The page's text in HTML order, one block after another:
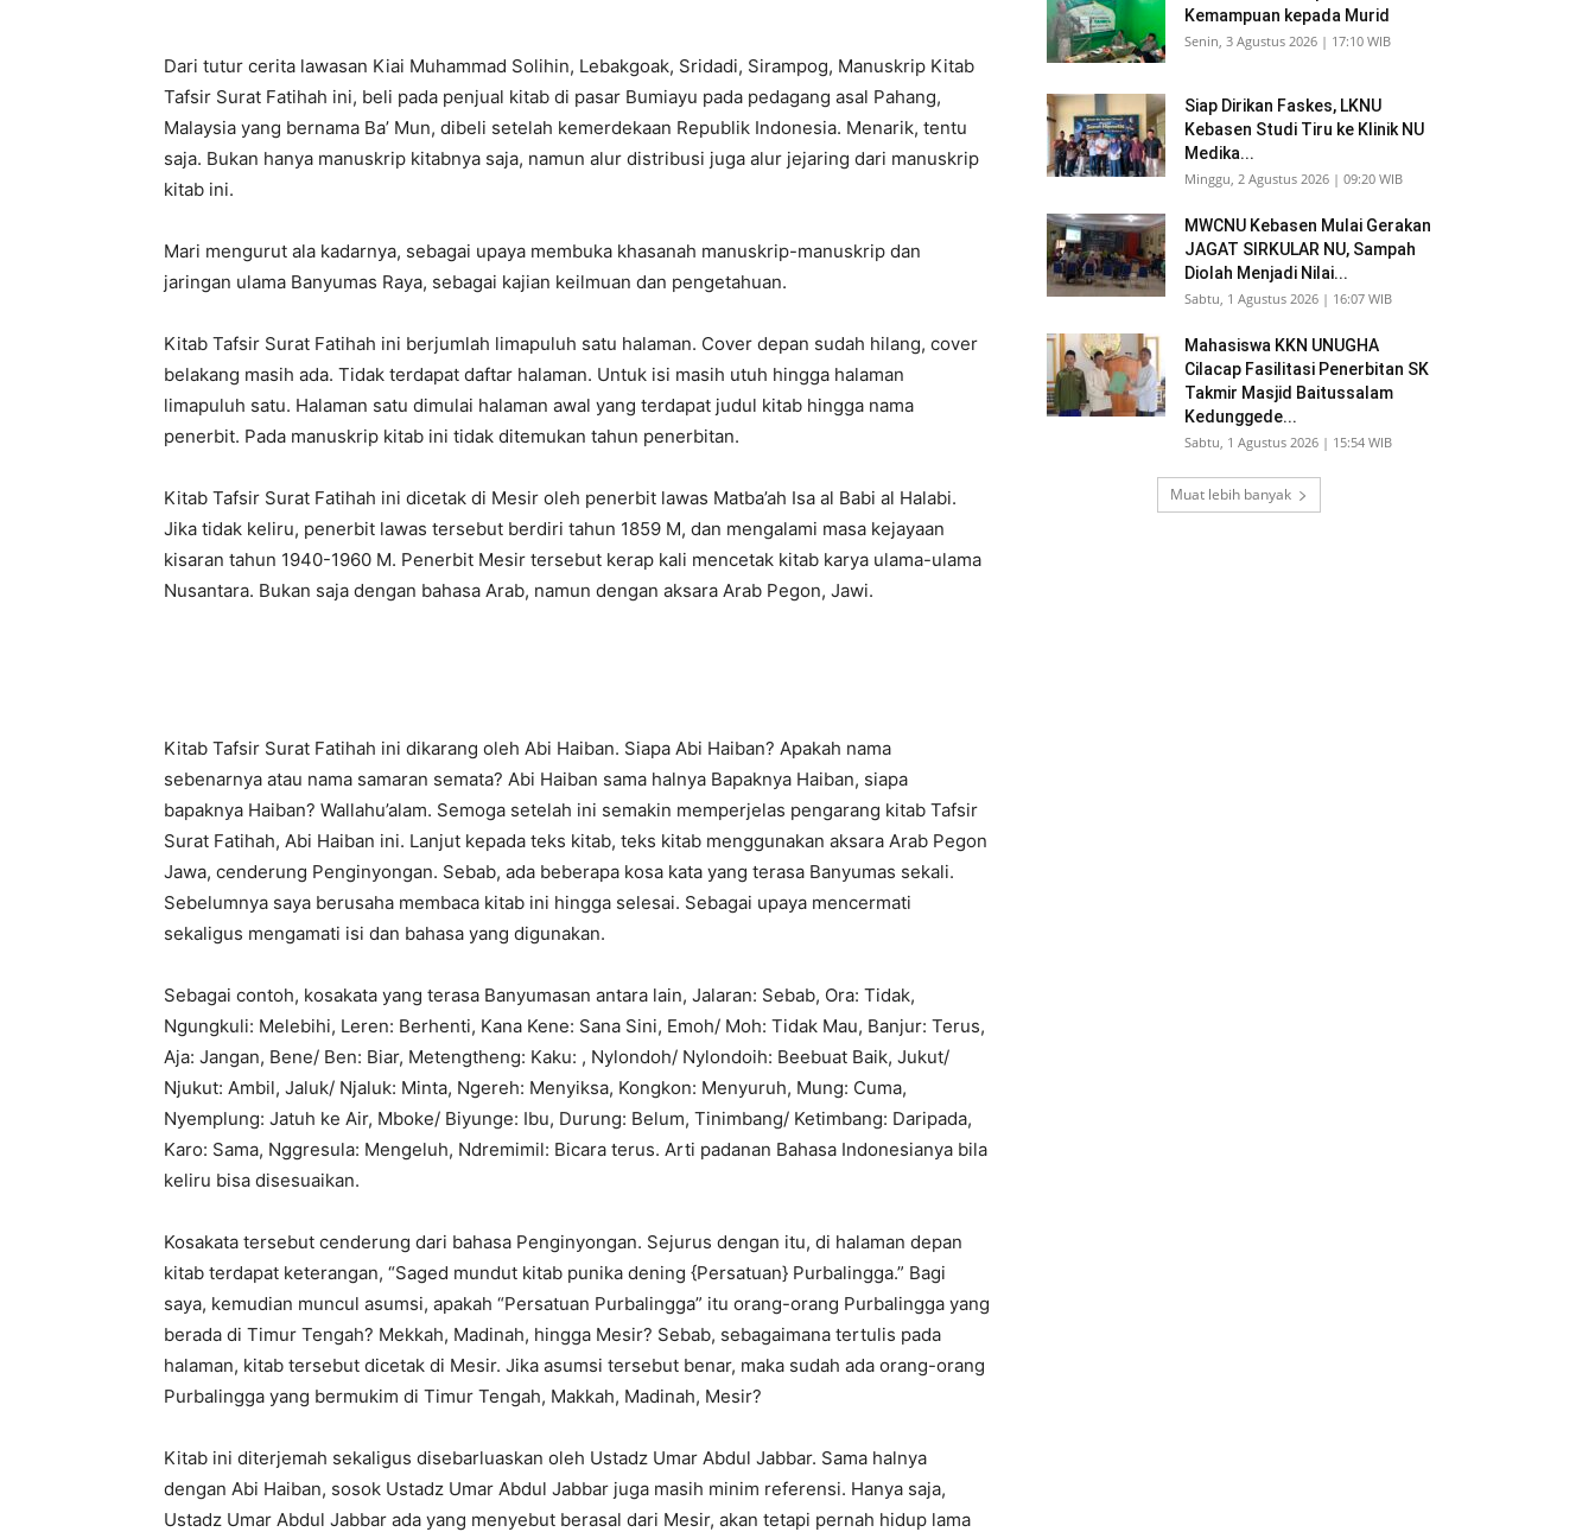
Dari tutur cerita lawasan Kiai Muhammad Solihin, Lebakgoak, Sridadi, Sirampog, Manuskrip Kitab
Tafsir Surat Fatihah ini, beli pada penjual kitab di pasar Bumiayu pada pedagang asal Pahang,
Malaysia yang bernama Ba’ Mun, dibeli setelah kemerdekaan Republik Indonesia. Menarik, tentu
saja. Bukan hanya manuskrip kitabnya saja, namun alur distribusi juga alur jejaring dari manuskrip
kitab ini.
Mari mengurut ala kadarnya, sebagai upaya membuka khasanah manuskrip-manuskrip dan
jaringan ulama Banyumas Raya, sebagai kajian keilmuan dan pengetahuan.
Kitab Tafsir Surat Fatihah ini berjumlah limapuluh satu halaman. Cover depan sudah hilang, cover
belakang masih ada. Tidak terdapat daftar halaman. Untuk isi masih utuh hingga halaman
limapuluh satu. Halaman satu dimulai halaman awal yang terdapat judul kitab hingga nama
penerbit. Pada manuskrip kitab ini tidak ditemukan tahun penerbitan.
Kitab Tafsir Surat Fatihah ini dicetak di Mesir oleh penerbit lawas Matba’ah Isa al Babi al Halabi.
Jika tidak keliru, penerbit lawas tersebut berdiri tahun 1859 M, dan mengalami masa kejayaan
kisaran tahun 1940-1960 M. Penerbit Mesir tersebut kerap kali mencetak kitab karya ulama-ulama
Nusantara. Bukan saja dengan bahasa Arab, namun dengan aksara Arab Pegon, Jawi.
Kitab Tafsir Surat Fatihah ini dikarang oleh Abi Haiban. Siapa Abi Haiban? Apakah nama
sebenarnya atau nama samaran semata? Abi Haiban sama halnya Bapaknya Haiban, siapa
bapaknya Haiban? Wallahu’alam. Semoga setelah ini semakin memperjelas pengarang kitab Tafsir
Surat Fatihah, Abi Haiban ini. Lanjut kepada teks kitab, teks kitab menggunakan aksara Arab Pegon
Jawa, cenderung Penginyongan. Sebab, ada beberapa kosa kata yang terasa Banyumas sekali.
Sebelumnya saya berusaha membaca kitab ini hingga selesai. Sebagai upaya mencermati
sekaligus mengamati isi dan bahasa yang digunakan.
Sebagai contoh, kosakata yang terasa Banyumasan antara lain, Jalaran: Sebab, Ora: Tidak,
Ngungkuli: Melebihi, Leren: Berhenti, Kana Kene: Sana Sini, Emoh/ Moh: Tidak Mau, Banjur: Terus,
Aja: Jangan, Bene/ Ben: Biar, Metengtheng: Kaku: , Nylondoh/ Nylondoih: Beebuat Baik, Jukut/
Njukut: Ambil, Jaluk/ Njaluk: Minta, Ngereh: Menyiksa, Kongkon: Menyuruh, Mung: Cuma,
Nyemplung: Jatuh ke Air, Mboke/ Biyunge: Ibu, Durung: Belum, Tinimbang/ Ketimbang: Daripada,
Karo: Sama, Nggresula: Mengeluh, Ndremimil: Bicara terus. Arti padanan Bahasa Indonesianya bila
keliru bisa disesuaikan.
Kosakata tersebut cenderung dari bahasa Penginyongan. Sejurus dengan itu, di halaman depan
kitab terdapat keterangan, “Saged mundut kitab punika dening {Persatuan} Purbalingga.” Bagi
saya, kemudian muncul asumsi, apakah “Persatuan Purbalingga” itu orang-orang Purbalingga yang
berada di Timur Tengah? Mekkah, Madinah, hingga Mesir? Sebab, sebagaimana tertulis pada
halaman, kitab tersebut dicetak di Mesir. Jika asumsi tersebut benar, maka sudah ada orang-orang
Purbalingga yang bermukim di Timur Tengah, Makkah, Madinah, Mesir?
Kitab ini diterjemah sekaligus disebarluaskan oleh Ustadz Umar Abdul Jabbar. Sama halnya
dengan Abi Haiban, sosok Ustadz Umar Abdul Jabbar juga masih minim referensi. Hanya saja,
Ustadz Umar Abdul Jabbar ada yang menyebut berasal dari Mesir, akan tetapi pernah hidup lama
Kemampuan kepada Murid
Senin, 3 Agustus 2026 | 17:10 WIB
Siap Dirikan Faskes, LKNU
Kebasen Studi Tiru ke Klinik NU
Medika...
Minggu, 2 Agustus 2026 | 09:20 WIB
MWCNU Kebasen Mulai Gerakan
JAGAT SIRKULAR NU, Sampah
Diolah Menjadi Nilai...
Sabtu, 1 Agustus 2026 | 16:07 WIB
Mahasiswa KKN UNUGHA
Cilacap Fasilitasi Penerbitan SK
Takmir Masjid Baitussalam
Kedunggede...
Sabtu, 1 Agustus 2026 | 15:54 WIB
Muat lebih banyak